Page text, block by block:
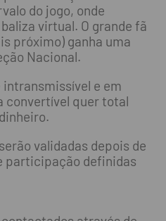
do jogo, onde
virtual. O grande fã
próximo) ganha uma
Nacional.
intransmissível e em
convertível quer total
validadas depois de
participação definidas